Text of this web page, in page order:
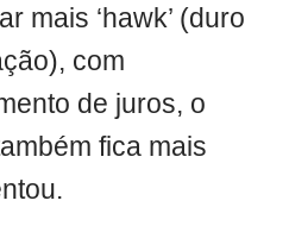
mais ‘hawk’ (duro
com
de juros, o
fica mais